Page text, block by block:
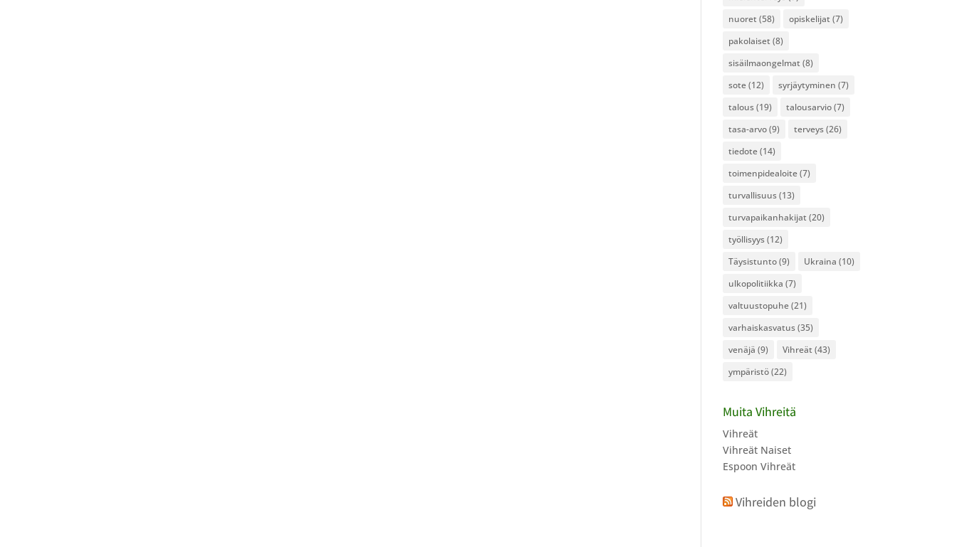
nuoret (58) opiskelijat (7)
pakolaiset (8)
sisäilmaongelmat (8)
sote(12) syrjäytyminen (7)
talous(19) talousarvio(7)
tasa-arvo(9) terveys(26)
tiedote(14)
toimenpidealoite(7)
turvallisuus(13)
turvapaikanhakijat (20)
työllisyys(12)
Täysistunto(9) Ukraina (10)
ulkopolitiikka (7)
valtuustopuhe(21)
varhaiskasvatus(35)
venäjä (9) Vihreät (43)
ympäristö(22)
Muita Vihreitä
Vihreät
Vihreät Naiset
Espoon Vihreät
Vihreiden blogi